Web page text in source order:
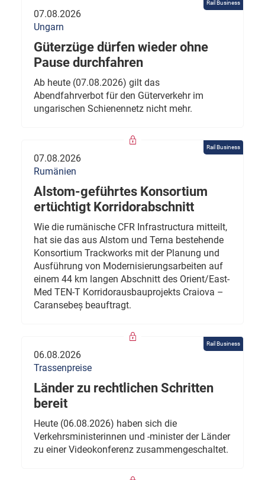
Rail Business
07.08.2026
Ungarn
Güterzüge dürfen wieder ohne
Pause durchfahren
Ab heute (07.08.2026) gilt das
Abendfahrverbot für den Güterverkehr im
ungarischen Schienennetz nicht mehr.
Rail Business
07.08.2026
Rumänien
Alstom-geführtes Konsortium
ertüchtigt Korridorabschnitt
Wie die rumänische CFR Infrastructura mitteilt,
hat sie das aus Alstom und Terna bestehende
Konsortium Trackworks mit der Planung und
Ausführung von Modernisierungsarbeiten auf
einem 44 km langen Abschnitt des Orient/East-
Med TEN-T Korridorausbauprojekts Craiova –
Caransebeș beauftragt.
Rail Business
06.08.2026
Trassenpreise
Länder zu rechtlichen Schritten
bereit
Heute (06.08.2026) haben sich die
Verkehrsministerinnen und -minister der Länder
zu einer Videokonferenz zusammengeschaltet.